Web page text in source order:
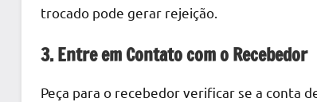
trocado pode gerar rejeição.
3. Entre em Contato com o Recebedor
Peça para o recebedor verificar se a conta